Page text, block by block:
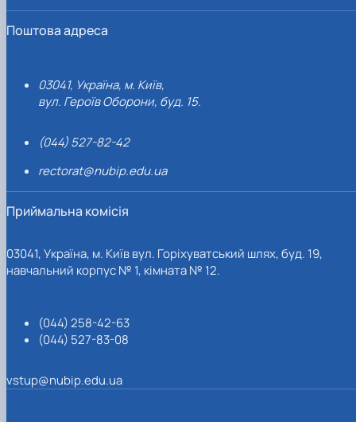
Поштова адреса
03041, Україна, м. Київ,
вул. Героїв Оборони, буд. 15.
(044) 527-82-42
rectorat@nubip.edu.ua
Приймальна комісія
03041, Україна, м. Київ вул. Горіхуватський шлях, буд. 19,
навчальний корпус № 1, кімната № 12.
(044) 258-42-63
(044) 527-83-08
vstup@nubip.edu.ua